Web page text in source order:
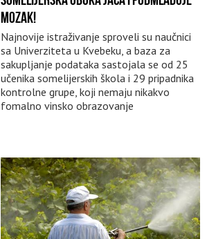
MOZAK!
Najnovije istraživanje sproveli su naučnici
sa Univerziteta u Kvebeku, a baza za
sakupljanje podataka sastojala se od 25
učenika somelijerskih škola i 29 pripadnika
kontrolne grupe, koji nemaju nikakvo
fomalno vinsko obrazovanje